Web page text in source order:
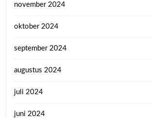
november 2024
oktober 2024
september 2024
augustus 2024
juli 2024
juni 2024